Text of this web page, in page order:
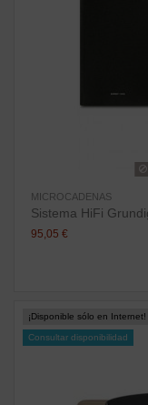
MICROCADENAS
Sistema HiFi
95,05 €
¡Disponible sólo en Internet!
Consultar disponibilidad